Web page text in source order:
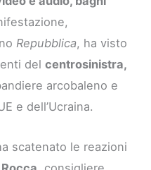
Repubblica, ha visto
delcentrosinistra,
arcobaleno e
e dell’Ucraina.
scatenato le reazioni